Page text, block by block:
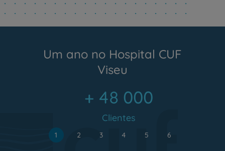
Um ano no Hospital CUF
Viseu
+ 48 000
Clientes
1 2 3 4 5 6